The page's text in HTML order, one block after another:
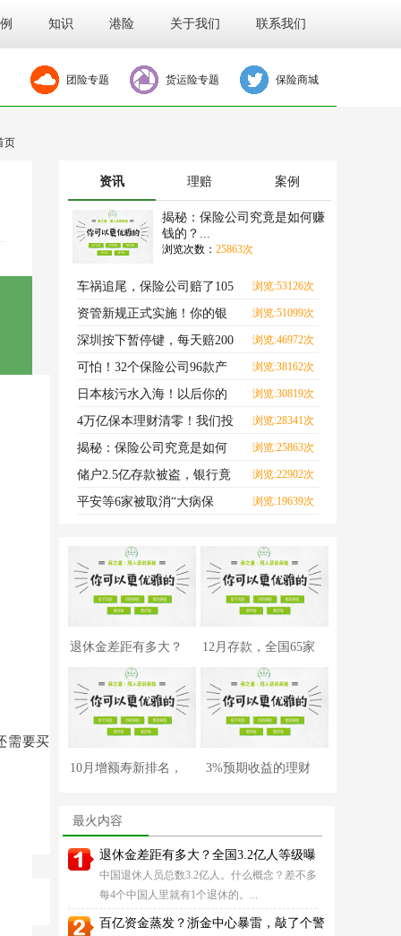
知识 港险 关于我们 联系我们
团险专题 货运险专题 保险商城
页
需要买
资讯 理赔 案例
揭秘：保险公司究竟是如何赚
钱的？...
浏览次数： 25863次
车祸追尾，保险公司赔了105
万？
浏览:53126次
资管新规正式实施！你的银
行理财，要亏了？
浏览:51099次
深圳按下暂停键，每天赔200
元的隔离险，还能买吗
浏览:46972次
可怕！32个保险公司96款产
品，全快没了！
浏览:38162次
日本核污水入海！以后你的
每一口海鲜，都可能致
浏览:30819次
4万亿保本理财清零！我们投
的钱怎么办？
浏览:28341次
揭秘：保险公司究竟是如何
赚钱的？
浏览:25863次
储户2.5亿存款被盗，银行竟
然不用赔？
浏览:22902次
平安等6家被取消“大病保
浏览:19639次
退休金差距有多大？
全国3.2亿人等级曝
12月存款，全国65家
银行利率对比，哪
10月增额寿新排名， 3%预期收益的理财
最火内容
退休金差距有多大？全国3.2亿人等级曝
中国退休人员总数3.2亿人。什么概念？差不多
每4个中国人里就有1个退休的。...
百亿资金蒸发？浙金中心暴雷，敲了个警